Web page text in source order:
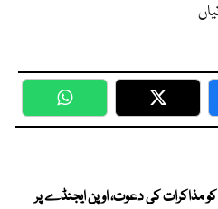
WhatsApp Twitter
کو مذاکرات کی دعوت، اوپن ایجنڈے پر